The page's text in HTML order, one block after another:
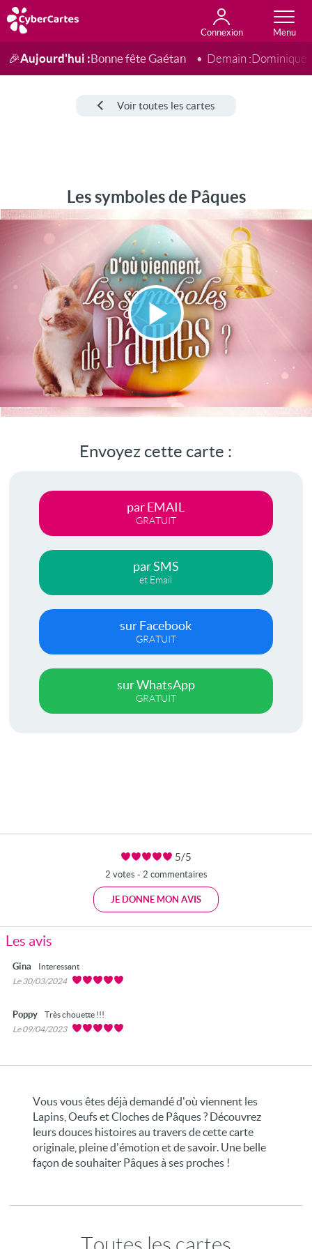
Connexion
Anniversaire
Fête du jour
Amour
Amitié
Merci
Toutes les cartes
🎉Aujourd'hui :Bonne fête Gaétan Demain :Dominique
Voir toutes les cartes
Les symboles de Pâques
Lire
la
vidéo
Envoyez cette carte :
par EMAIL
GRATUIT
par SMS
et Email
sur Facebook
GRATUIT
sur WhatsApp
GRATUIT
5/5
2 votes - 2 commentaires
JE DONNE MON AVIS
Les avis
Gina
Interessant
Le 30/03/2024
Poppy
Très chouette !!!
Le 09/04/2023
Vous vous êtes déjà demandé d'où viennent les
Lapins, Oeufs et Cloches de Pâques ? Découvrez
leurs douces histoires au travers de cette carte
originale, pleine d'émotion et de savoir. Une belle
façon de souhaiter Pâques à ses proches !